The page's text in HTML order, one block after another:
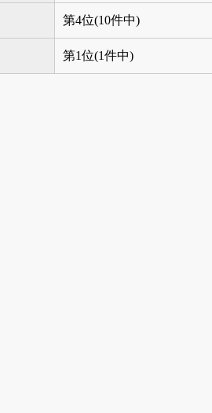
第4位(10件中)
第1位(1件中)